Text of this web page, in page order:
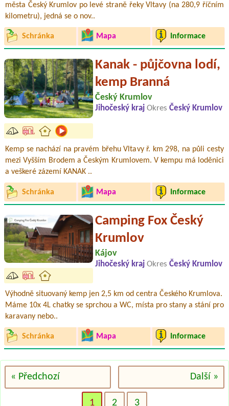
města Český Krumlov po levé straně řeky Vltavy (na 280,9 říčním
kilometru), jedná se o nov..
Schránka Mapa Informace
Kanak - půjčovna lodí,
kemp Branná
Český Krumlov
Jihočeský kraj Okres Český Krumlov
Kemp se nachází na pravém břehu Vltavy ř. km 298, na půli cesty
mezi Vyšším Brodem a Českým Krumlovem. V kempu má loděnici
a veškeré zázemí KANAK ..
Schránka Mapa Informace
Camping Fox Český
Krumlov
Kájov
Jihočeský kraj Okres Český Krumlov
Výhodně situovaný kemp jen 2,5 km od centra Českého Krumlova.
Máme 10x 4L chatky se sprchou a WC, místa pro stany a stání pro
karavany nebo..
Schránka Mapa Informace
« Předchozí Další »
1 2 3